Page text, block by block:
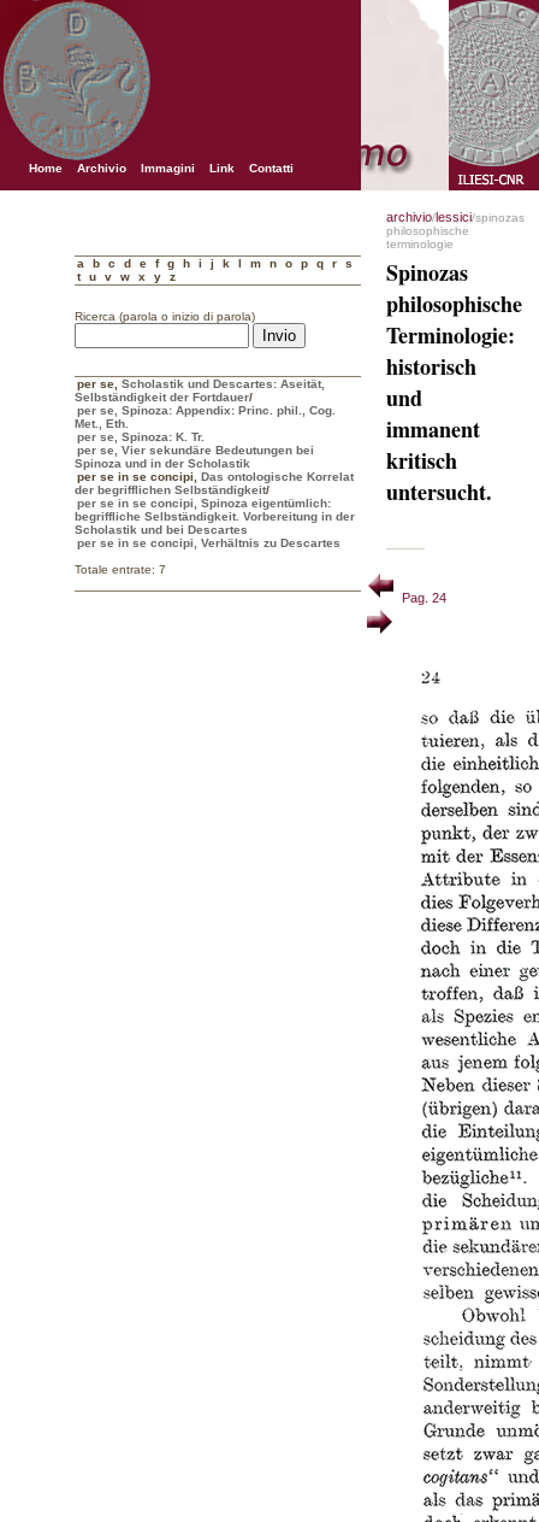
Home Archivio Immagini Link Contatti
a b c d e f g h i j k l m n o p q r
s
t
u v w x y z
Ricerca (parola o inizio di parola)
per se Scholastik und Descartes: Aseität,
Selbständigkeit der Fortdauer/
per se, Spinoza: Appendix: Princ. phil., Cog.
Met., Eth.
per se, Spinoza: K. Tr.
per se, Vier sekundäre Bedeutungen bei
Spinoza und in der Scholastik
per se in se concipi
Das ontologische Korrelat
der begrifflichen Selbständigkeit/
per se in se concipi, Spinoza eigentümlich:
begriffliche Selbständigkeit. Vorbereitung in der
Scholastik und bei Descartes
per se in se concipi, Verhältnis zu Descartes
Totale entrate: 7
archivio/lessici/spinozas
philosophische
terminologie
Spinozas
philosophische
Terminologie:
historisch
und
immanent
kritisch
untersucht.
Pag. 24